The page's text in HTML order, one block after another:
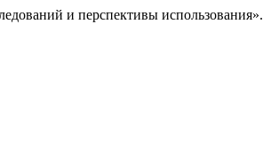
и перспективы использования».